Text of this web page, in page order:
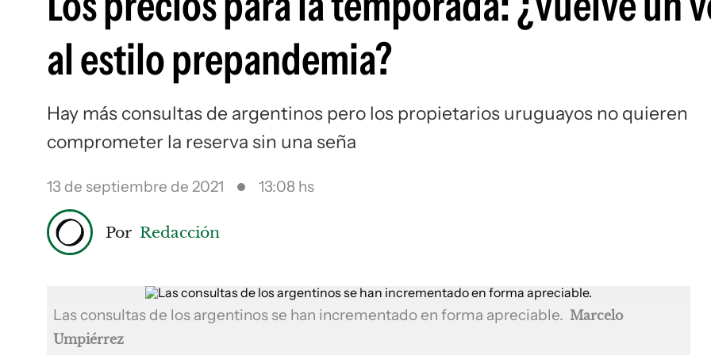
al estilo prepandemia?
Hay más consultas de argentinos pero los propietarios uruguayos no quieren
comprometer la reserva sin una seña
13 de septiembre de 2021 13:08 hs
Por Redacción
Las consultas de los argentinos se han incrementado en forma apreciable. Marcelo
Umpiérrez